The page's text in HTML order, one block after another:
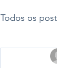
Todos os